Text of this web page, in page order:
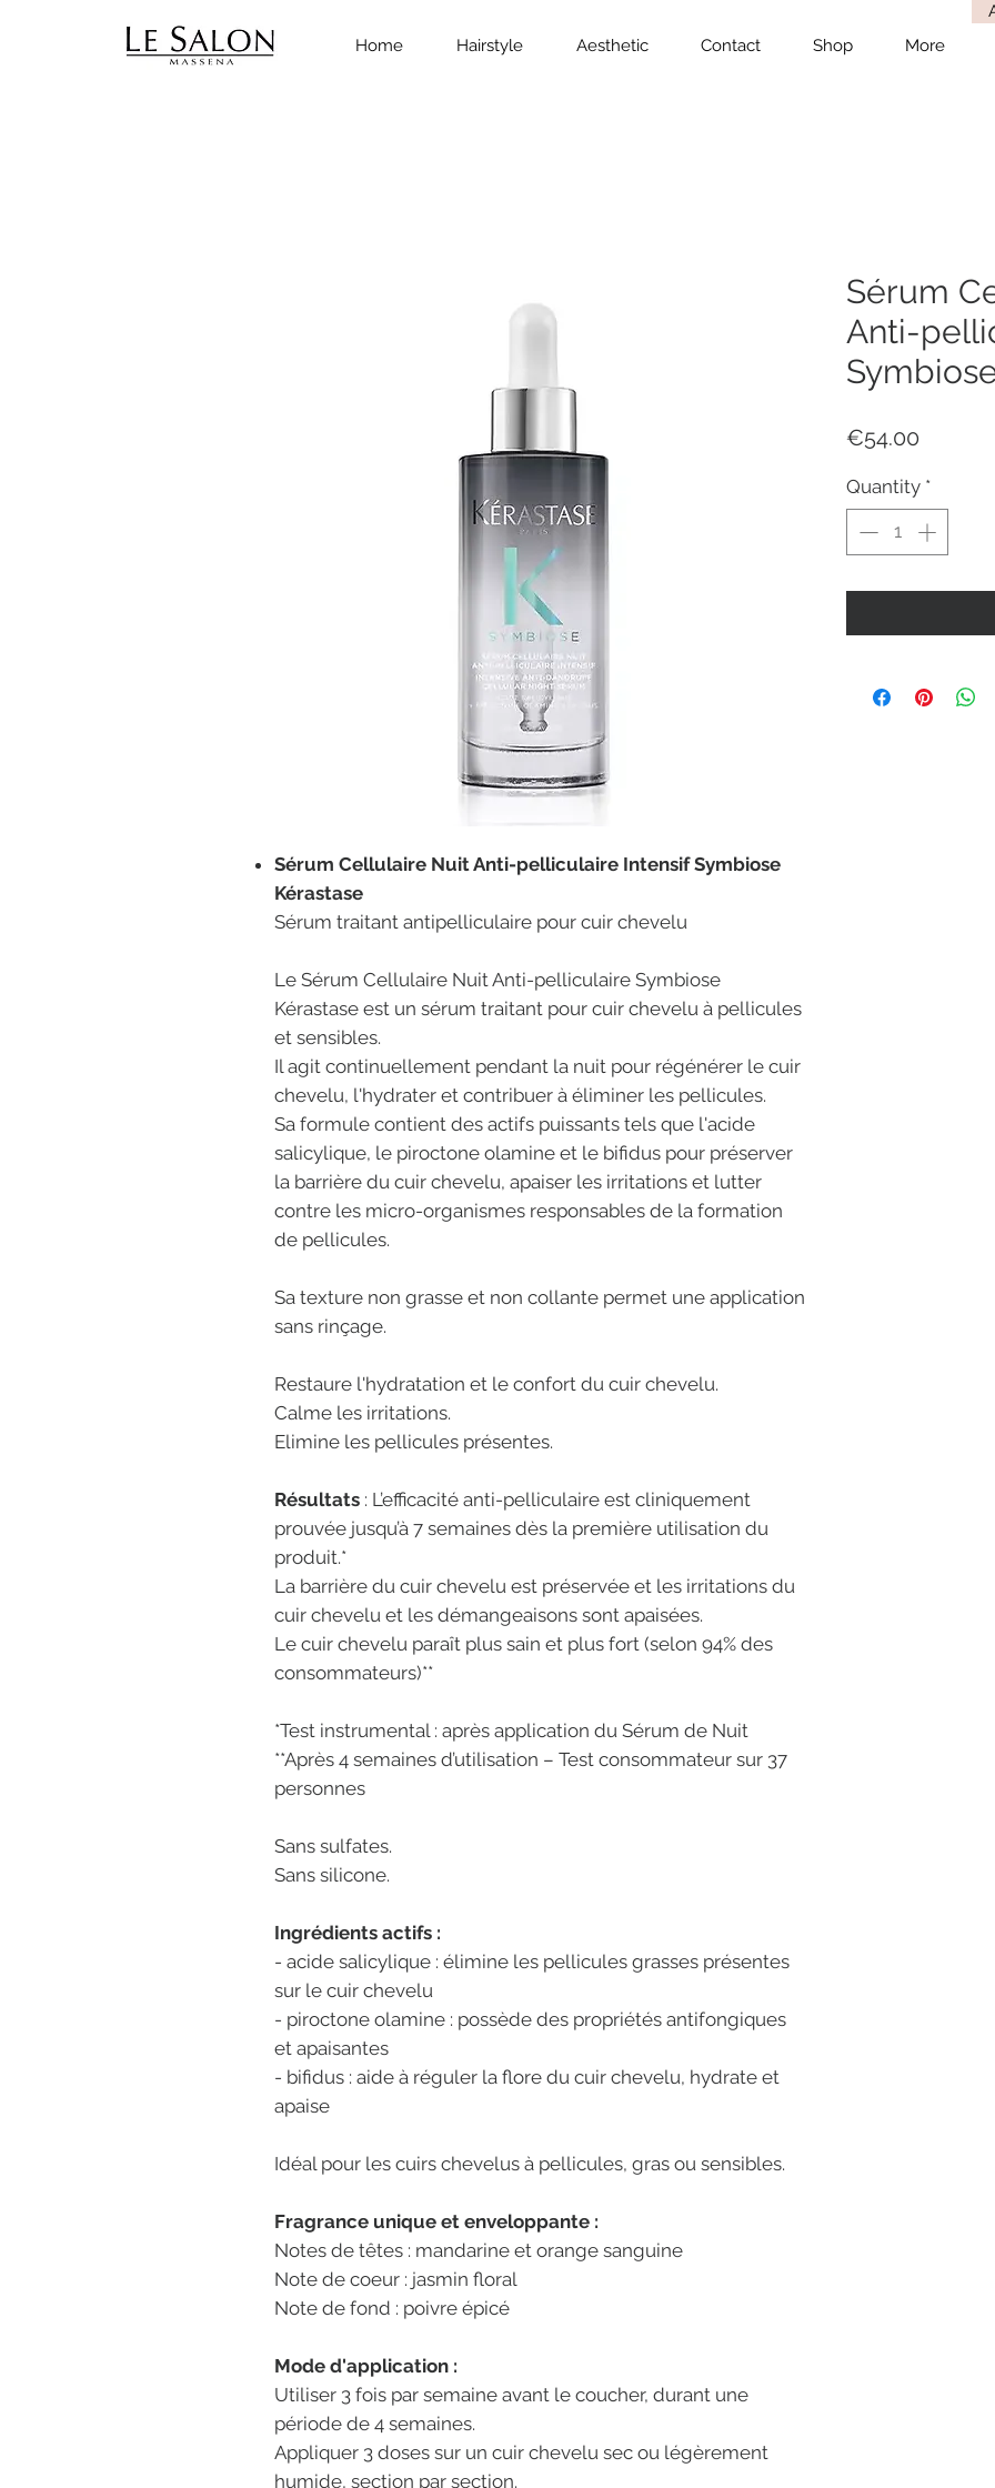
Home
Hairstyle Aesthetic Contact Shop More
Sérum Cellulaire Nuit Anti-pelliculaire Intensif Symbiose
Kérastase
Sérum traitant antipelliculaire pour cuir chevelu
Le Sérum Cellulaire Nuit Anti-pelliculaire Symbiose
Kérastase est un sérum traitant pour cuir chevelu à pellicules
et sensibles.
Il agit continuellement pendant la nuit pour régénérer le cuir
chevelu, l'hydrater et contribuer à éliminer les pellicules.
Sa formule contient des actifs puissants tels que l'acide
salicylique, le piroctone olamine et le bifidus pour préserver
la barrière du cuir chevelu, apaiser les irritations et lutter
contre les micro-organismes responsables de la formation
de pellicules.
Sa texture non grasse et non collante permet une application
sans rinçage.
Restaure l'hydratation et le confort du cuir chevelu.
Calme les irritations.
Elimine les pellicules présentes.
Résultats : L’efficacité anti-pelliculaire est cliniquement
prouvée jusqu’à 7 semaines dès la première utilisation du
produit.*
La barrière du cuir chevelu est préservée et les irritations du
cuir chevelu et les démangeaisons sont apaisées.
Le cuir chevelu paraît plus sain et plus fort (selon 94% des
consommateurs)**
*Test instrumental : après application du Sérum de Nuit
**Après 4 semaines d’utilisation – Test consommateur sur 37
personnes
Sans sulfates.
Sans silicone.
Ingrédients actifs :
- acide salicylique : élimine les pellicules grasses présentes
sur le cuir chevelu
- piroctone olamine : possède des propriétés antifongiques
et apaisantes
- bifidus : aide à réguler la flore du cuir chevelu, hydrate et
apaise
Idéal pour les cuirs chevelus à pellicules, gras ou sensibles.
Fragrance unique et enveloppante :
Notes de têtes : mandarine et orange sanguine
Note de coeur : jasmin floral
Note de fond : poivre épicé
Mode d'application :
Utiliser 3 fois par semaine avant le coucher, durant une
période de 4 semaines.
Appliquer 3 doses sur un cuir chevelu sec ou légèrement
humide, section par section.
Sérum
Anti-
€54.00
Quantity *